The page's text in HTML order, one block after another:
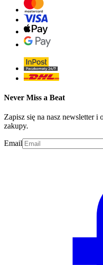
Never Miss a Beat
Zapisz się na nasz newsletter i
zakupy.
Email